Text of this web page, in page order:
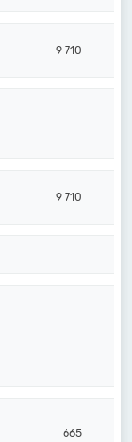
9 710
9 710
665